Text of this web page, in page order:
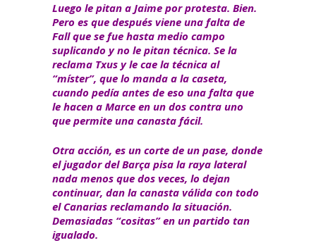
Luego le pitan a Jaime por protesta. Bien.
Pero es que después viene una falta de
Fall que se fue hasta medio campo
suplicando y no le pitan técnica. Se la
reclama Txus y le cae la técnica al
“míster”, que lo manda a la caseta,
cuando pedía antes de eso una falta que
le hacen a Marce en un dos contra uno
que permite una canasta fácil.
Otra acción, es un corte de un pase, donde
el jugador del Barça pisa la raya lateral
nada menos que dos veces, lo dejan
continuar, dan la canasta válida con todo
el Canarias reclamando la situación.
Demasiadas “cositas” en un partido tan
igualado.